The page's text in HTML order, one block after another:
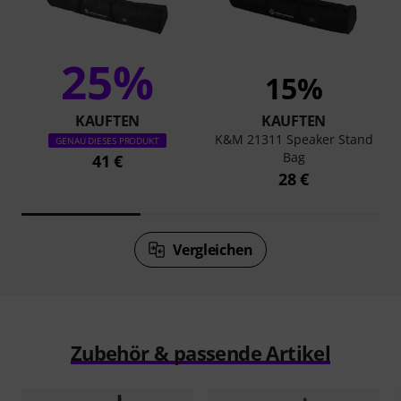
25%
KAUFTEN
GENAU DIESES PRODUKT
41 €
15%
KAUFTEN
K&M 21311 Speaker Stand
Bag
28 €
Vergleichen
Zubehör & passende Artikel